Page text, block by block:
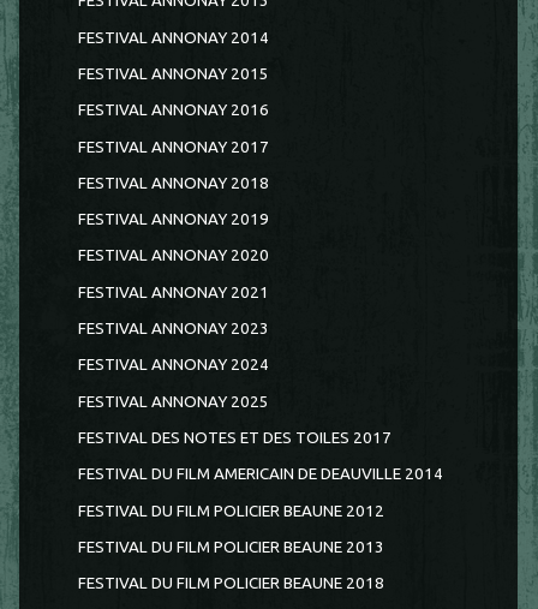
FESTIVAL ANNONAY 2014
FESTIVAL ANNONAY 2015
FESTIVAL ANNONAY 2016
FESTIVAL ANNONAY 2017
FESTIVAL ANNONAY 2018
FESTIVAL ANNONAY 2019
FESTIVAL ANNONAY 2020
FESTIVAL ANNONAY 2021
FESTIVAL ANNONAY 2023
FESTIVAL ANNONAY 2024
FESTIVAL ANNONAY 2025
FESTIVAL DES NOTES ET DES TOILES 2017
FESTIVAL DU FILM AMERICAIN DE DEAUVILLE 2014
FESTIVAL DU FILM POLICIER BEAUNE 2012
FESTIVAL DU FILM POLICIER BEAUNE 2013
FESTIVAL DU FILM POLICIER BEAUNE 2018